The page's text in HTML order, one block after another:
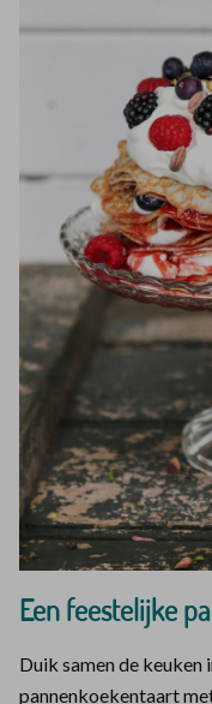
Een feestelijke
Duik samen de keuken
pannenkoekentaart